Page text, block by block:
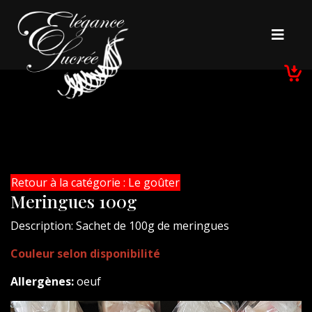
Retour à la catégorie : Le goûter
Meringues 100g
Description: Sachet de 100g de meringues
Couleur selon disponibilité
Allergènes:oeuf